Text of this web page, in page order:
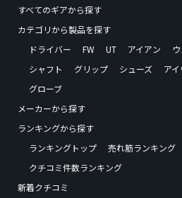
すべてのギアから探す
カテゴリから製品を探す
ドライバー
FW UT アイアン
シャフト
グリップ シューズ ア
グローブ
メーカーから探す
ランキングから探す
ランキングトップ
売れ筋ランキング
クチコミ件数ランキング
新着クチコミ